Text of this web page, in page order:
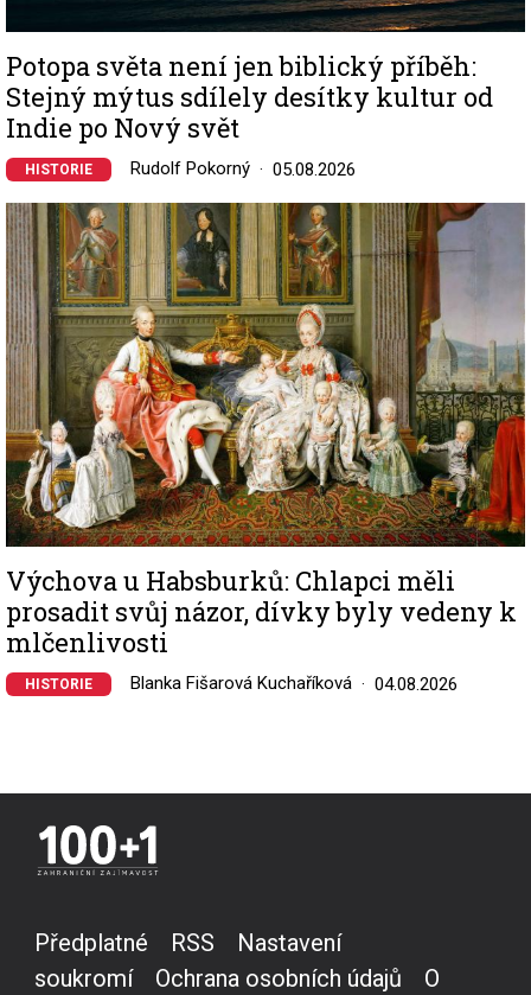
Potopa světa není jen biblický příběh:
Stejný mýtus sdílely desítky kultur od
Indie po Nový svět
HISTORIE Rudolf Pokorný 05.08.2026
Image
Výchova u Habsburků: Chlapci měli
prosadit svůj názor, dívky byly vedeny k
mlčenlivosti
HISTORIE Blanka Fišarová Kuchaříková 04.08.2026
Předplatné RSS
Nastavení
soukromí
Ochrana osobních údajů O